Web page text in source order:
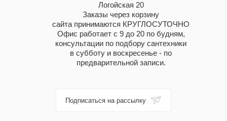
Логойская 20
Заказы через корзину
сайта принимаются КРУГЛОСУТОЧНО
Офис работает с 9 до 20 по будням,
консультации по подбору сантехники
в субботу и воскресенье - по
предварительной записи.
Подписаться на рассылку